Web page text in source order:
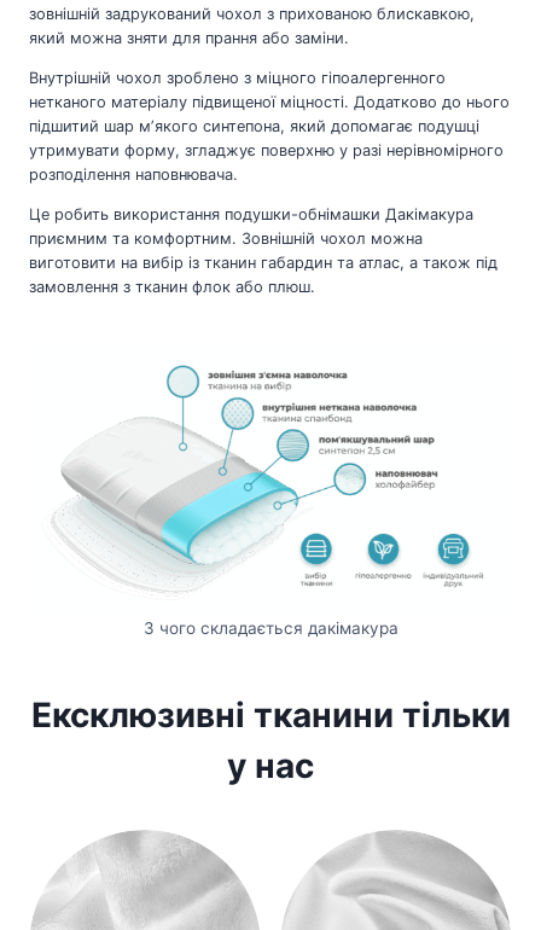
зовнішній задрукований чохол з прихованою блискавкою,
який можна зняти для прання або заміни.
Внутрішній чохол зроблено з міцного гіпоалергенного
нетканого матеріалу підвищеної міцності. Додатково до нього
підшитий шар мʼякого синтепона, який допомагає подушці
утримувати форму, згладжує поверхню у разі нерівномірного
розподілення наповнювача.
Це робить використання подушки-обнімашки Дакімакура
приємним та комфортним. Зовнішній чохол можна
виготовити на вибір із тканин габардин та атлас, а також під
замовлення з тканин флок або плюш.
З чого складається дакімакура
Ексклюзивні тканини тільки
у нас